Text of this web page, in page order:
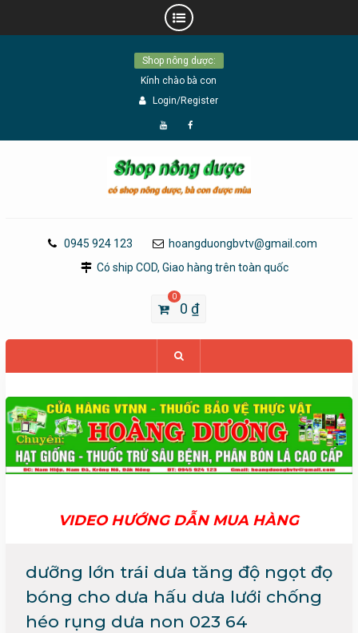
Shop nông dược:
Kính chào bà con
Login/Register
Đăng
YouTube
Page
0945 924 123
hoangduongbvtv@gmail.com
Có ship COD, Giao hàng trên toàn quốc
0
0₫
VIDEO HƯỚNG DẪN MUA HÀNG
dưỡng lớn trái dưa tăng độ ngọt đọ
bóng cho dưa hấu dưa lưới chống
héo rụng dưa non 023 64